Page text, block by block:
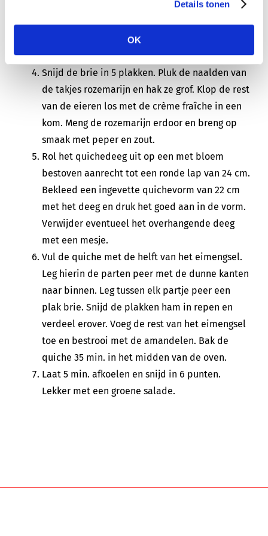
Details tonen
OK
in keukenfolie. Leg een uur in de koeling.
Halveer de Migo® peer, verwijder het klokhuis
met een meloenboor en snijd de helften elk in
3 parten.
Snijd de brie in 5 plakken. Pluk de naalden van
de takjes rozemarijn en hak ze grof. Klop de rest
van de eieren los met de crème fraîche in een
kom. Meng de rozemarijn erdoor en breng op
smaak met peper en zout.
Rol het quichedeeg uit op een met bloem
bestoven aanrecht tot een ronde lap van 24 cm.
Bekleed een ingevette quichevorm van 22 cm
met het deeg en druk het goed aan in de vorm.
Verwijder eventueel het overhangende deeg
met een mesje.
Vul de quiche met de helft van het eimengsel.
Leg hierin de parten peer met de dunne kanten
naar binnen. Leg tussen elk partje peer een
plak brie. Snijd de plakken ham in repen en
verdeel erover. Voeg de rest van het eimengsel
toe en bestrooi met de amandelen. Bak de
quiche 35 min. in het midden van de oven.
Laat 5 min. afkoelen en snijd in 6 punten.
Lekker met een groene salade.